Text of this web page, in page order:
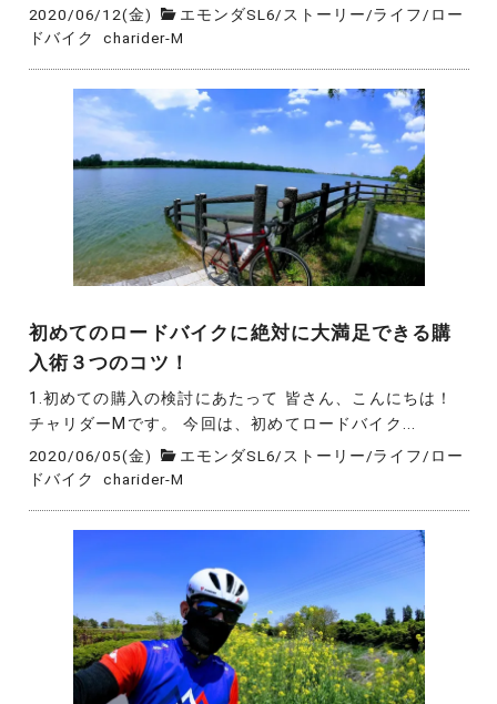
2020/06/12(金) エモンダSL6/ ストーリー/ライフ/ ロー
ドバイク
charider-M
初めてのロードバイクに絶対に大満足できる購
入術３つのコツ！
1.初めての購入の検討にあたって 皆さん、こんにちは！
チャリダーMです。 今回は、初めてロードバイク...
2020/06/05(金) エモンダSL6/ ストーリー/ライフ/ ロー
ドバイク
charider-M